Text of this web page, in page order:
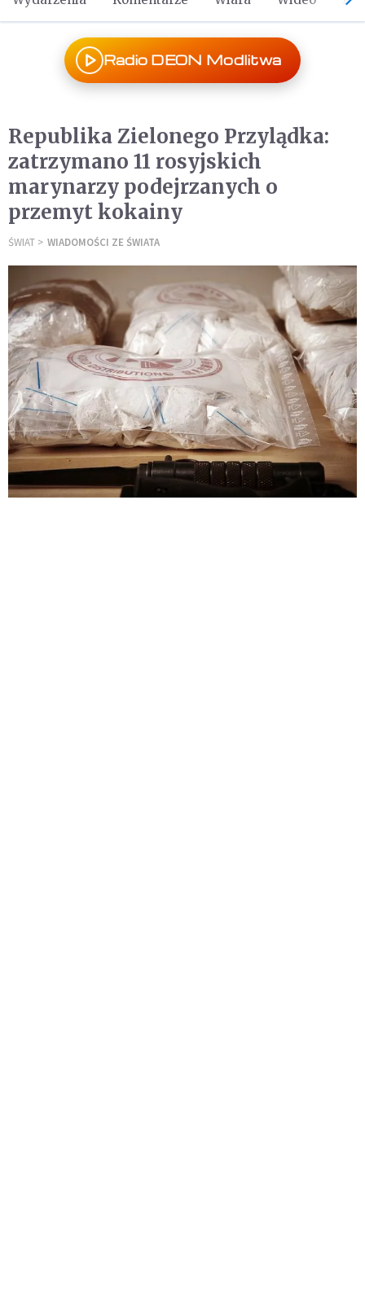
Radio DEON Modlitwa
Republika Zielonego Przylądka:
zatrzymano 11 rosyjskich
marynarzy podejrzanych o
przemyt kokainy
ŚWIAT WIADOMOŚCI ZE ŚWIATA